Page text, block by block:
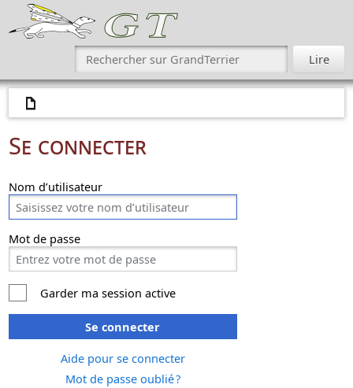
Se connecter
Nom d’utilisateur
Mot de passe
Garder ma session active
Se connecter
Aide pour se connecter
Mot de passe oublié ?